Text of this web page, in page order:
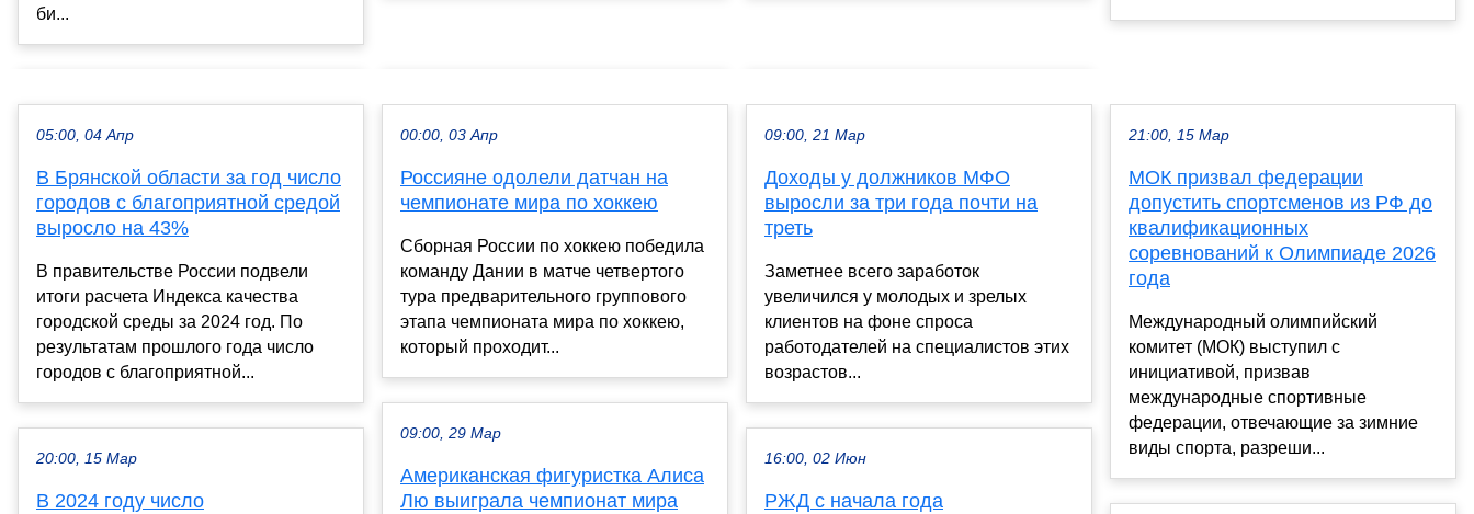
би...
05:00, 04 Апр
В Брянской области за год число
городов с благоприятной средой
выросло на 43%
В правительстве России подвели
итоги расчета Индекса качества
городской среды за 2024 год. По
результатам прошлого года число
городов с благоприятной...
20:00, 15 Мар
В 2024 году число
00:00, 03 Апр
Россияне одолели датчан на
чемпионате мира по хоккею
Сборная России по хоккею победила
команду Дании в матче четвертого
тура предварительного группового
этапа чемпионата мира по хоккею,
который проходит...
09:00, 29 Мар
Американская фигуристка Алиса
Лю выиграла чемпионат мира
09:00, 21 Мар
Доходы у должников МФО
выросли за три года почти на
треть
Заметнее всего заработок
увеличился у молодых и зрелых
клиентов на фоне спроса
работодателей на специалистов этих
возрастов...
16:00, 02 Июн
РЖД с начала года
21:00, 15 Мар
МОК призвал федерации
допустить спортсменов из РФ до
квалификационных
соревнований к Олимпиаде 2026
года
Международный олимпийский
комитет (МОК) выступил с
инициативой, призвав
международные спортивные
федерации, отвечающие за зимние
виды спорта, разреши...